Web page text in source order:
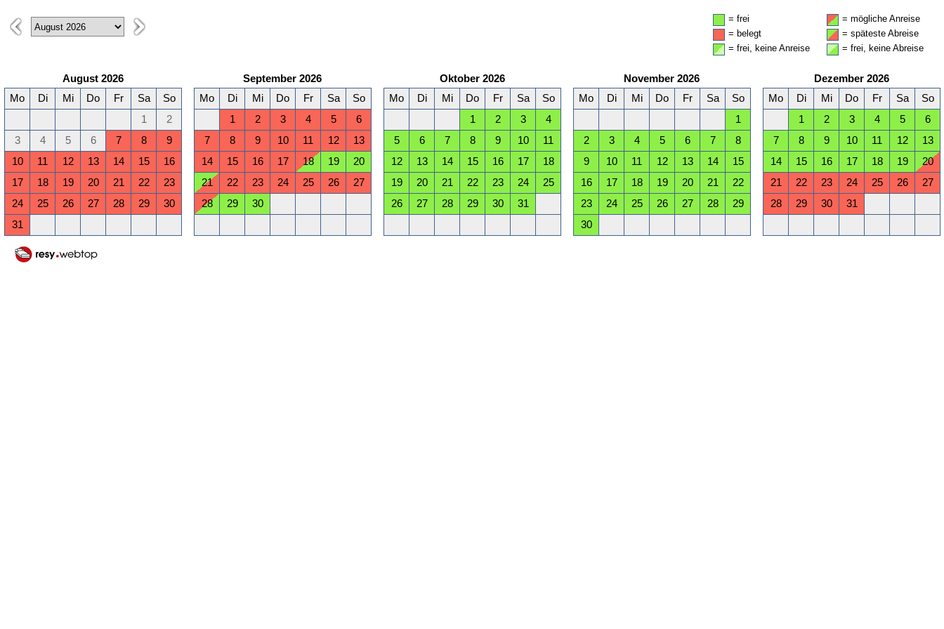
= frei
= mögliche Anreise
= belegt
= späteste Abreise
= frei, keine Anreise
= frei, keine Abreise
August 2026
Mo
Di Mi Do Fr Sa
So
1
2
3
4 5 6 7 8
9
10
11 12 13 14 15
16
17
18 19 20 21 22
23
24
25 26 27 28 29
30
31
September 2026
Mo
Di Mi Do Fr Sa
So
1
2 3 4 5
6
7
8 9 10 11 12
13
14
15 16 17 18 19
20
21
22 23 24 25 26
27
28
29 30
Oktober 2026
Mo
Di Mi Do Fr Sa
So
1
2 3
4
5
6 7 8 9 10
11
12
13 14 15 16 17
18
19
20 21 22 23 24
25
26
27 28 29 30 31
November 2026
Mo
Di Mi Do Fr Sa
So
1
2
3 4 5 6 7
8
9
10 11 12 13 14
15
16
17 18 19 20 21
22
23
24 25 26 27 28
29
30
Dezember 2026
Mo
Di Mi Do Fr Sa
So
1
2 3 4 5
6
7
8 9 10 11 12
13
14
15 16 17 18 19
20
21
22 23 24 25 26
27
28
29 30 31